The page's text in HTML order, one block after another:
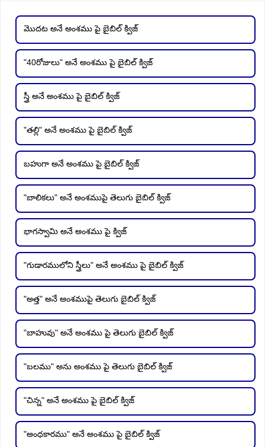
మొదట అనే అంశము పై బైబిల్ క్విజ్
"40రోజులు" అనే అంశము పై బైబిల్ క్విజ్
స్త్రీ అనే అంశము పై బైబిల్ క్విజ్
"తల్లి" అనే అంశము పై బైబిల్ క్విజ్
బహుగా అనే అంశము పై బైబిల్ క్విజ్
"బాలికలు" అనే అంశముపై తెలుగు బైబిల్ క్విజ్
భాగస్వామి అనే అంశము పై క్విజ్
"గుడారములోని స్త్రీలు" అనే అంశము పై బైబిల్ క్విజ్
"అత్త" అనే అంశముపై తెలుగు బైబిల్ క్విజ్
"బాహువు" అనే అంశము పై తెలుగు బైబిల్ క్విజ్
"బలము" అను అంశము పై తెలుగు బైబిల్ క్విజ్
"చిన్న" అనే అంశము పై బైబిల్ క్విజ్
"అంధకారము" అనే అంశము పై బైబిల్ క్విజ్